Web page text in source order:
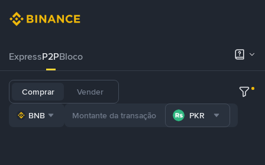
ExpressP2PBloco
Comprar Vender
BNB PKR